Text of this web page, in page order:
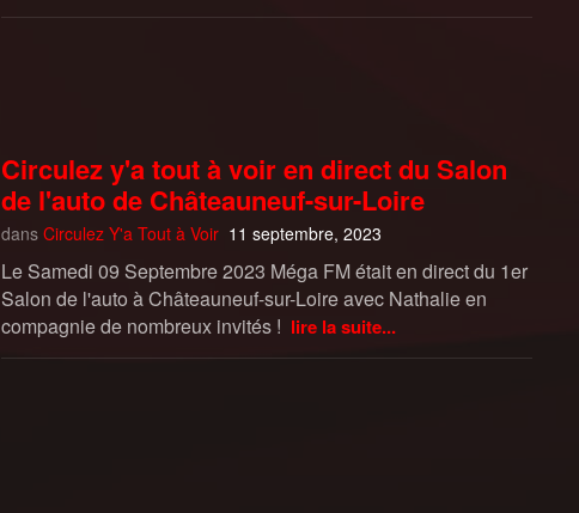
Circulez y'a tout à voir en direct du Salon
de l'auto de Châteauneuf-sur-Loire
dans Circulez Y'a Tout à Voir 11 septembre, 2023
Le Samedi 09 Septembre 2023 Méga FM était en direct du 1er
Salon de l'auto à Châteauneuf-sur-Loire avec Nathalie en
compagnie de nombreux invités ! lire la suite...